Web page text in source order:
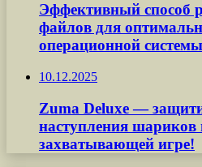
Эффективный способ
файлов для
операционной системы
10.12.2025
Zuma Deluxe —
наступления шариков
захватывающей игре!